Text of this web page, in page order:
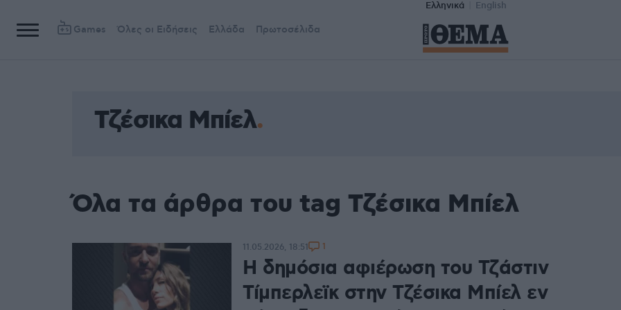
Ελληνικά English
Games Όλες οι Ειδήσεις Ελλάδα Πρωτοσέλιδα
Τζέσικα Μπίελ
Όλα τα άρθρα του tag Τζέσικα Μπίελ
Η δημόσια αφιέρωση του Τζάστιν
Τίμπερλεϊκ στην Τζέσικα Μπίελ εν
11.05.2026, 18:51 1